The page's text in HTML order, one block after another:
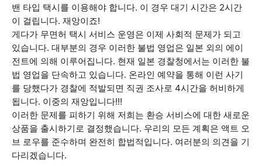
밴 타입 택시를 이용해야 합니다. 이 경우 대기 시간은 2시간
이 걸립니다. 재앙이죠!
게다가 무면허 택시 서비스 운영은 이제 사회적 문제가 되고
있습니다. 대부분의 경우 이러한 불법 영업은 일본 외의 에이
전트에 의해 이루어집니다. 현재 일본 경찰청에서는 이러한 불
법 영업을 단속하고 있습니다. 온라인 예약을 통해 이런 사기
를 당했다가 경찰에 적발되면 직권 조사로 4시간을 허비하게
됩니다. 이중의 재앙입니다!!!
이러한 문제를 피하기 위해 저희는 환승 서비스에 대한 새로운
상품을 출시하기로 결정했습니다. 우리의 모든 계획은 액트 오
브 로우를 준수하며 완전히 합법적입니다. 여러분의 의견을 기
다리겠습니다.